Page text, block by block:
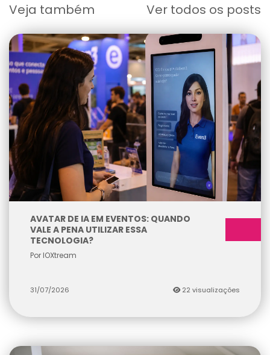
Veja também Ver todos os posts
AVATAR DE IA EM EVENTOS: QUANDO
VALE A PENA UTILIZAR ESSA
TECNOLOGIA?
Por IOXtream
31/07/2026 22 visualizações